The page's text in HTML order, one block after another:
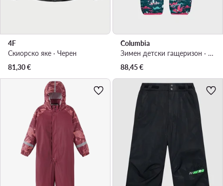
4F
Скиорско яке · Черен
81,30€
Columbia
Зимен детски гащеризон · Син
88,45€